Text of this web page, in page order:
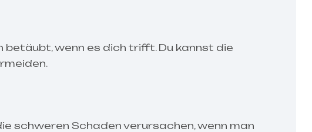
betäubt, wenn es dich trifft. Du kannst die
schweren Schaden verursachen, wenn man